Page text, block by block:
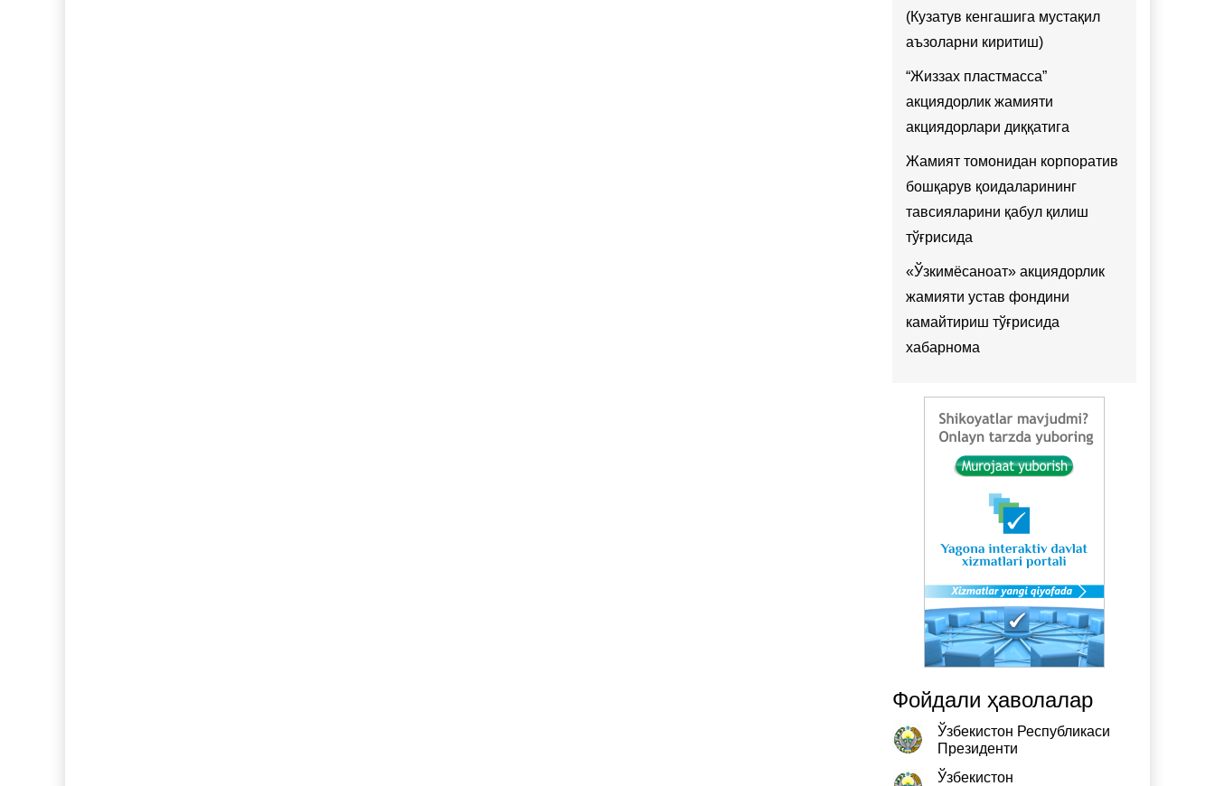
(Кузатув кенгашига мустақил
аъзоларни киритиш)
“Жиззах пластмасса”
акциядорлик жамияти
акциядорлари диққатига
Жамият томонидан корпоратив
бошқарув қоидаларининг
тавсияларини қабул қилиш
тўғрисида
«Ўзкимёсаноат» акциядорлик
жамияти устав фондини
камайтириш тўғрисида
хабарнома
Фойдали ҳаволалар
Ўзбекистон Республикаси
Президенти
Ўзбекистон